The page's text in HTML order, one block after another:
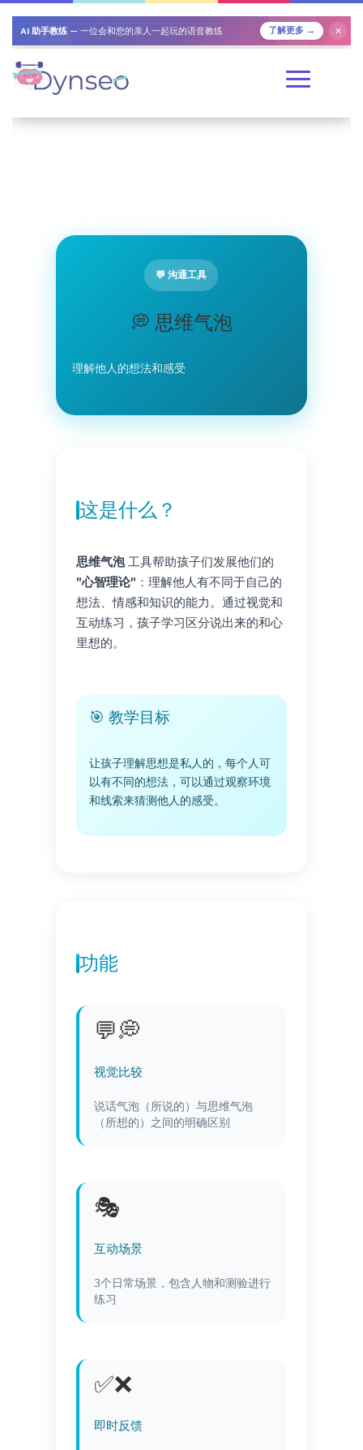
AI 助手教练 — 一位会和您的亲人一起玩的语音教练 了解更多 → ✕
💬 沟通工具
💭 思维气泡
理解他人的想法和感受
这是什么？
思维气泡工具帮助孩子们发展他们的
"心智理论" ：理解他人有不同于自己的
想法、情感和知识的能力。通过视觉和
互动练习，孩子学习区分说出来的和心
里想的。
🎯 教学目标
让孩子理解思想是私人的，每个人可
以有不同的想法，可以通过观察环境
和线索来猜测他人的感受。
功能
💬💭
视觉比较
说话气泡（所说的）与思维气泡
（所想的）之间的明确区别
🎭
互动场景
3个日常场景，包含人物和测验进行
练习
✅❌
即时反馈